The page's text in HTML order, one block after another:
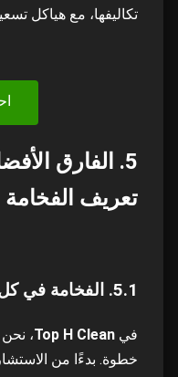
تكاليفها، مع هياكل
تعريف الفخامة
5.1. الفخامة في كل خطوة
في Top H Clean،
خطوة. بدءًا من